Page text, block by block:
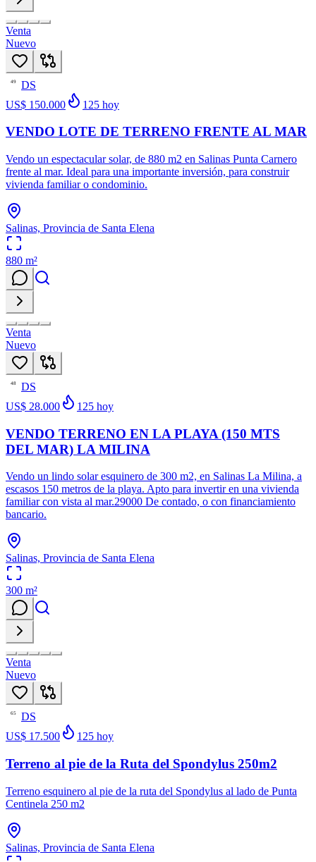
Venta
Nuevo
49
DS
US$ 150.000
125 hoy
VENDO LOTE DE TERRENO FRENTE AL MAR
Vendo un espectacular solar, de 880 m2 en Salinas Punta Carnero
frente al mar. Ideal para una importante inversión, para construir
vivienda familiar o condominio.
Salinas, Provincia de Santa Elena
880 m²
Venta
Nuevo
48
DS
US$ 28.000
125 hoy
VENDO TERRENO EN LA PLAYA (150 MTS
DEL MAR) LA MILINA
Vendo un lindo solar esquinero de 300 m2, en Salinas La Milina, a
escasos 150 metros de la playa. Apto para invertir en una vivienda
familiar con vista al mar.29000 De contado, o con financiamiento
bancario.
Salinas, Provincia de Santa Elena
300 m²
Venta
Nuevo
65
DS
US$ 17.500
125 hoy
Terreno al pie de la Ruta del Spondylus 250m2
Terreno esquinero al pie de la ruta del Spondylus al lado de Punta
Centinela 250 m2
Salinas, Provincia de Santa Elena